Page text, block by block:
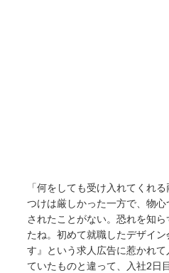
「何をしても受け入れてくれ
つけは厳しかった一方で、物
されたことがない。恐れを知
たね。初めて就職したデザイ
す』という求人広告に惹かれ
ていたものと違って、入社2日